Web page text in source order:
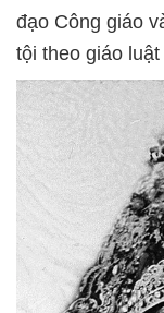
đạo Công giáo
tội theo giáo